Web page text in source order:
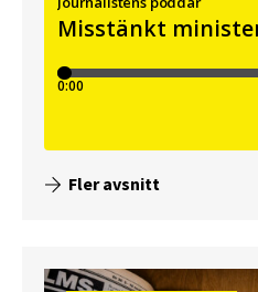
Fler avsnitt